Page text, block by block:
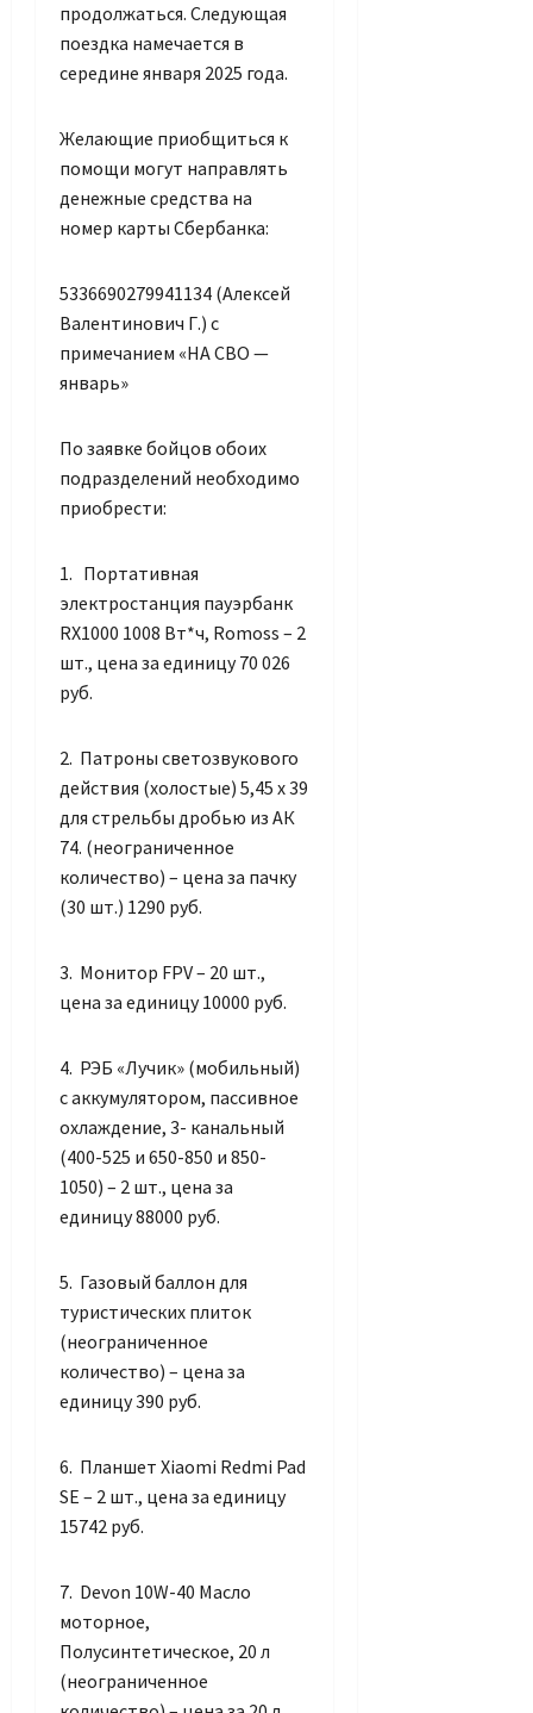
продолжаться. Следующая
поездка намечается в
середине января 2025 года.
Желающие приобщиться к
помощи могут направлять
денежные средства на
номер карты Сбербанка:
5336690279941134 (Алексей
Валентинович Г.) с
примечанием «НА СВО —
январь»
По заявке бойцов обоих
подразделений необходимо
приобрести:
1. Портативная
электростанция пауэрбанк
RX1000 1008 Вт*ч, Romoss – 2
шт., цена за единицу 70 026
руб.
2. Патроны светозвукового
действия (холостые) 5,45 х 39
для стрельбы дробью из АК
74. (неограниченное
количество) – цена за пачку
(30 шт.) 1290 руб.
3. Монитор FPV – 20 шт.,
цена за единицу 10000 руб.
4. РЭБ «Лучик» (мобильный)
с аккумулятором, пассивное
охлаждение, 3- канальный
(400-525 и 650-850 и 850-
1050) – 2 шт., цена за
единицу 88000 руб.
5. Газовый баллон для
туристических плиток
(неограниченное
количество) – цена за
единицу 390 руб.
6. Планшет Xiaomi Redmi Pad
SE – 2 шт., цена за единицу
15742 руб.
7. Devon 10W-40 Масло
моторное,
Полусинтетическое, 20 л
(неограниченное